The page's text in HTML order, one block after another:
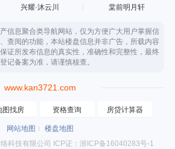
兴耀·沐云川 棠前明月轩
信息聚合类导航网站，仅为方便广大用户掌握信
查阅的功能，本站楼盘信息并非广告，所载内容
证所发布信息的真实性，准确性和完整性，最终
记备案为准，请谨慎核查。
www.kan3721.com
图找房 资格查询 房贷计算器
网站地图
楼盘地图
科技有限公司 ICP证：浙ICP备16040283号-1